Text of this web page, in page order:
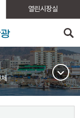
열린시장실